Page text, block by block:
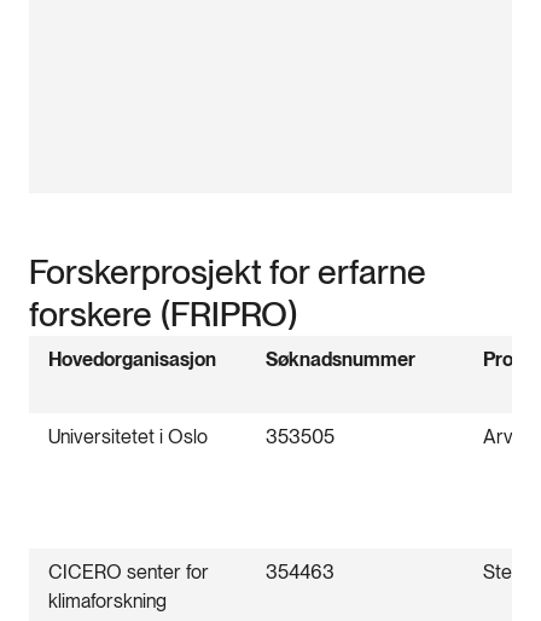
Forskerprosjekt for erfarne
forskere (FRIPRO)
Hovedorganisasjon Søknadsnummer
Universitetet i Oslo 353505 Arve
CICERO senter for
klimaforskning
354463